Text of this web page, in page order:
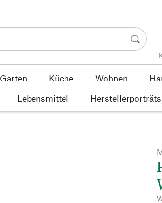
Garten Küche Wohnen
Lebensmittel Herstellerporträts